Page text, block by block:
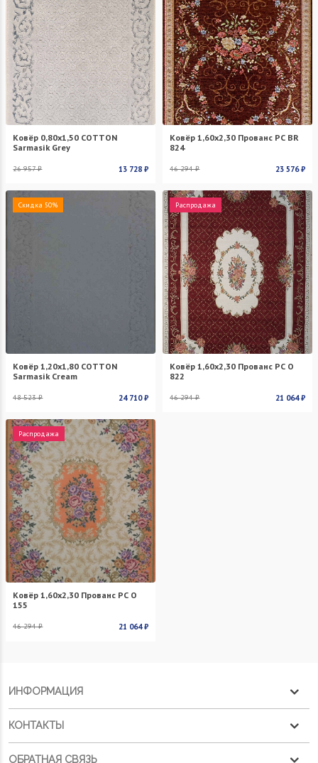
Ковёр 0,80х1,50 COTTON
Sarmasik Grey
26 957 ₽ 13 728 ₽
Ковёр 1,60х2,30 Прованс PC BR
824
46 294 ₽ 23 576 ₽
Скидка 50%
Ковёр 1,20х1,80 COTTON
Sarmasik Cream
48 523 ₽ 24 710 ₽
Распродажа
Ковёр 1,60х2,30 Прованс PC O
822
46 294 ₽ 21 064 ₽
Распродажа
Ковёр 1,60х2,30 Прованс PC O
155
46 294 ₽ 21 064 ₽
ИНФОРМАЦИЯ
КОНТАКТЫ
ОБРАТНАЯ СВЯЗЬ